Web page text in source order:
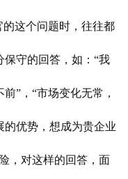
的这个问题时，往往都
守的回答，如：“我
”，“市场变化无常，
优势，想成为贵企业
，对这样的回答，面